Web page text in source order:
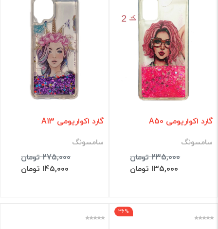
گارد اکواریومی A50
سامسونگ
235,000 تومان
135,000 تومان
گارد اکواریومی A13
سامسونگ
275,000 تومان
145,000 تومان
36%